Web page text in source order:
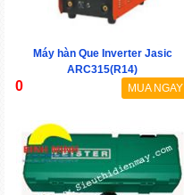
Máy hàn Que Inverter Jasic
ARC315(R14)
0 MUA NGAY